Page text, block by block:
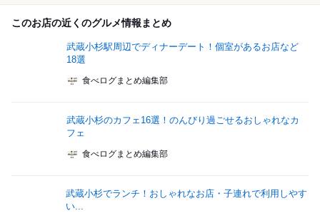
このお店の近くのグルメ情報まとめ
武蔵小杉駅周辺でディナーデート！個室があるお店など
18選
食べログまとめ編集部
武蔵小杉のカフェ16選！のんびり過ごせるおしゃれなカ
フェ
食べログまとめ編集部
武蔵小杉でランチ！おしゃれなお店・子連れで利用しやす
い...